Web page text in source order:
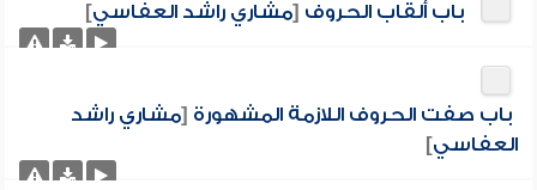
باب ألقاب الحروف [مشاري راشد العفاسي]
باب صفت الحروف اللازمة المشهورة [مشاري راشد
العفاسي]